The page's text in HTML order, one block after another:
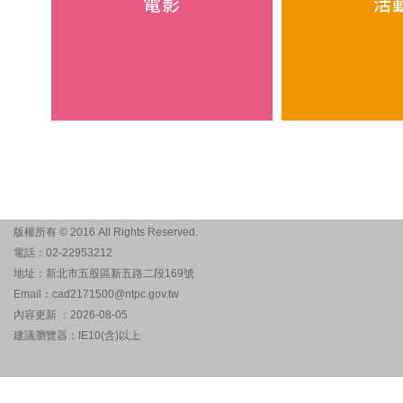
版權所有 © 2016 All Rights Reserved.
電話：02-22953212
地址：新北市五股區新五路二段169號
Email：cad2171500@ntpc.gov.tw
內容更新 ：2026-08-05
建議瀏覽器：IE10(含)以上